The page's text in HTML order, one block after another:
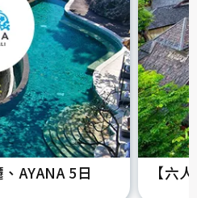
AYANA 5日 【六